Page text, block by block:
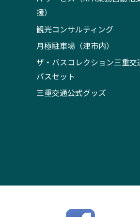
援）
観光コンサルティング
月極駐車場（津市内）
ザ・バスコレクション三重交
バスセット
三重交通公式グッズ